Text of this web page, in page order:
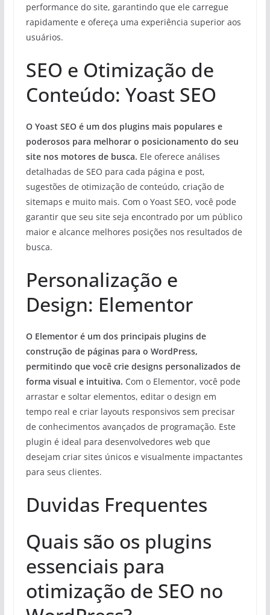
performance do site, garantindo que ele carregue
rapidamente e ofereça uma experiência superior aos
usuários.
SEO e Otimização de
Conteúdo: Yoast SEO
O Yoast SEO é um dos plugins mais populares e
poderosos para melhorar o posicionamento do seu
site nos motores de busca. Ele oferece análises
detalhadas de SEO para cada página e post,
sugestões de otimização de conteúdo, criação de
sitemaps e muito mais. Com o Yoast SEO, você pode
garantir que seu site seja encontrado por um público
maior e alcance melhores posições nos resultados de
busca.
Personalização e
Design: Elementor
O Elementor é um dos principais plugins de
construção de páginas para o WordPress,
permitindo que você crie designs personalizados de
forma visual e intuitiva. Com o Elementor, você pode
arrastar e soltar elementos, editar o design em
tempo real e criar layouts responsivos sem precisar
de conhecimentos avançados de programação. Este
plugin é ideal para desenvolvedores web que
desejam criar sites únicos e visualmente impactantes
para seus clientes.
Duvidas Frequentes
Quais são os plugins
essenciais para
otimização de SEO no